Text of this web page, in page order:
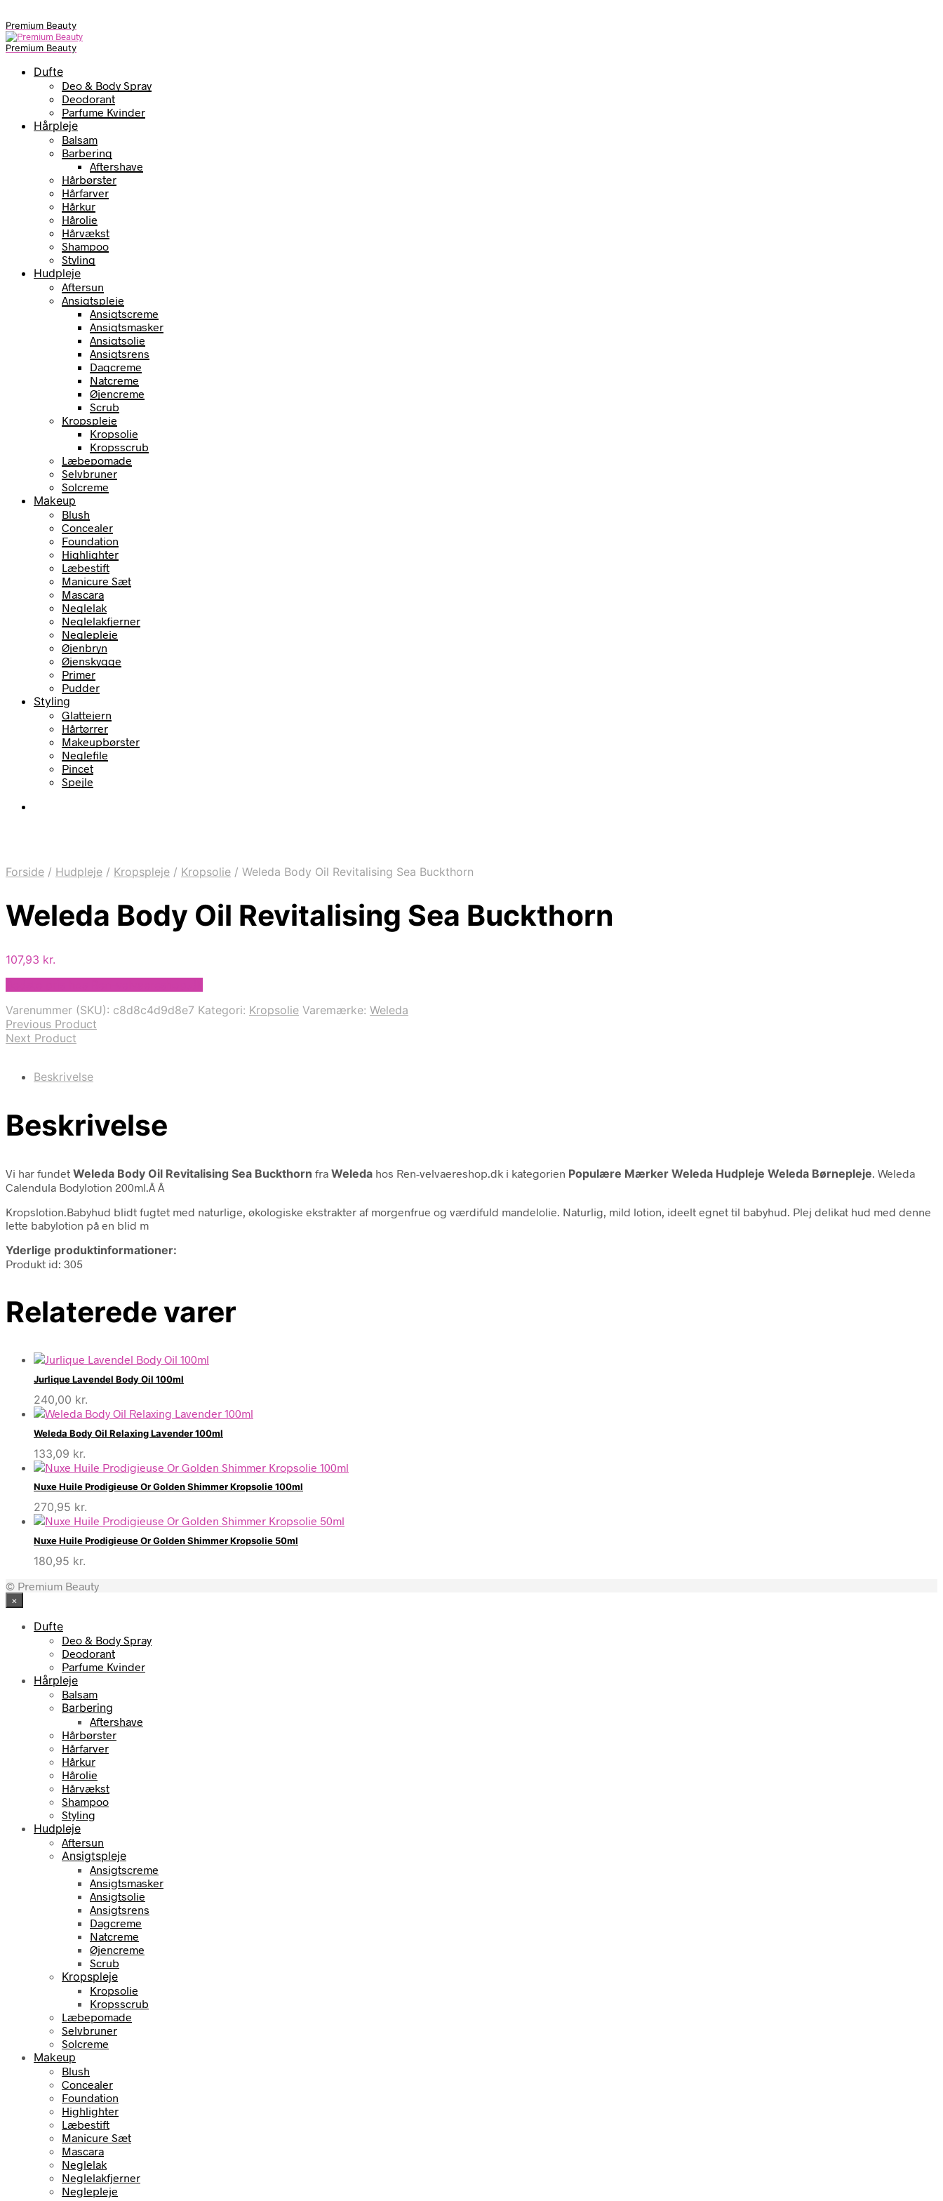
Premium Beauty
Premium Beauty
Dufte
Deo & Body Spray
Deodorant
Parfume Kvinder
Hårpleje
Balsam
Barbering
Aftershave
Hårbørster
Hårfarver
Hårkur
Hårolie
Hårvækst
Shampoo
Styling
Hudpleje
Aftersun
Ansigtspleje
Ansigtscreme
Ansigtsmasker
Ansigtsolie
Ansigtsrens
Dagcreme
Natcreme
Øjencreme
Scrub
Kropspleje
Kropsolie
Kropsscrub
Læbepomade
Selvbruner
Solcreme
Makeup
Blush
Concealer
Foundation
Highlighter
Læbestift
Manicure Sæt
Mascara
Neglelak
Neglelakfjerner
Neglepleje
Øjenbryn
Øjenskygge
Primer
Pudder
Styling
Glattejern
Hårtørrer
Makeupbørster
Neglefile
Pincet
Spejle
Forside / Hudpleje / Kropspleje / Kropsolie / Weleda Body Oil Revitalising Sea Buckthorn
Weleda Body Oil Revitalising Sea Buckthorn
107,93 kr.
Varenummer (SKU): c8d8c4d9d8e7 Kategori: Kropsolie Varemærke: Weleda
Previous Product
Next Product
Beskrivelse
Beskrivelse
Vi har fundet Weleda Body Oil Revitalising Sea Buckthorn fra Weleda hos Ren-velvaereshop.dk i kategorien Populære Mærker Weleda Hudpleje Weleda Børnepleje . Weleda
Calendula Bodylotion 200ml.Â Â
Kropslotion.Babyhud blidt fugtet med naturlige, økologiske ekstrakter af morgenfrue og værdifuld mandelolie. Naturlig, mild lotion, ideelt egnet til babyhud. Plej delikat hud med denne
lette babylotion på en blid m
Yderlige produktinformationer:
Produkt id: 305
Relaterede varer
Jurlique Lavendel Body Oil 100ml
240,00 kr.
Weleda Body Oil Relaxing Lavender 100ml
133,09 kr.
Nuxe Huile Prodigieuse Or Golden Shimmer Kropsolie 100ml
270,95 kr.
Nuxe Huile Prodigieuse Or Golden Shimmer Kropsolie 50ml
180,95 kr.
© Premium Beauty
×
Dufte
Deo & Body Spray
Deodorant
Parfume Kvinder
Hårpleje
Balsam
Barbering
Aftershave
Hårbørster
Hårfarver
Hårkur
Hårolie
Hårvækst
Shampoo
Styling
Hudpleje
Aftersun
Ansigtspleje
Ansigtscreme
Ansigtsmasker
Ansigtsolie
Ansigtsrens
Dagcreme
Natcreme
Øjencreme
Scrub
Kropspleje
Kropsolie
Kropsscrub
Læbepomade
Selvbruner
Solcreme
Makeup
Blush
Concealer
Foundation
Highlighter
Læbestift
Manicure Sæt
Mascara
Neglelak
Neglelakfjerner
Neglepleje